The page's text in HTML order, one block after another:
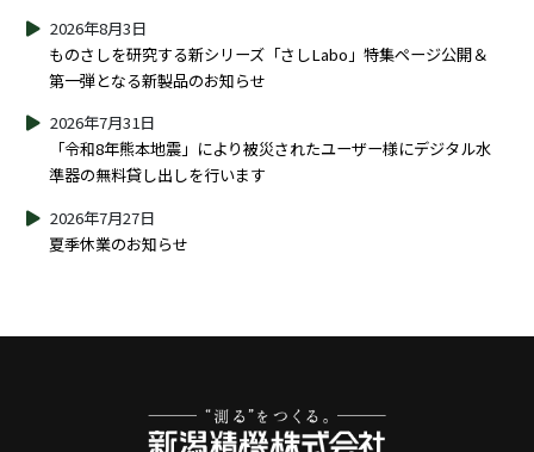
ものさしを研究する新シリーズ「さしLabo」特集ページ公開＆
第一弾となる新製品のお知らせ
2026年8月3日
「令和8年熊本地震」により被災されたユーザー様にデジタル水
準器の無料貸し出しを行います
2026年7月31日
夏季休業のお知らせ
2026年7月27日